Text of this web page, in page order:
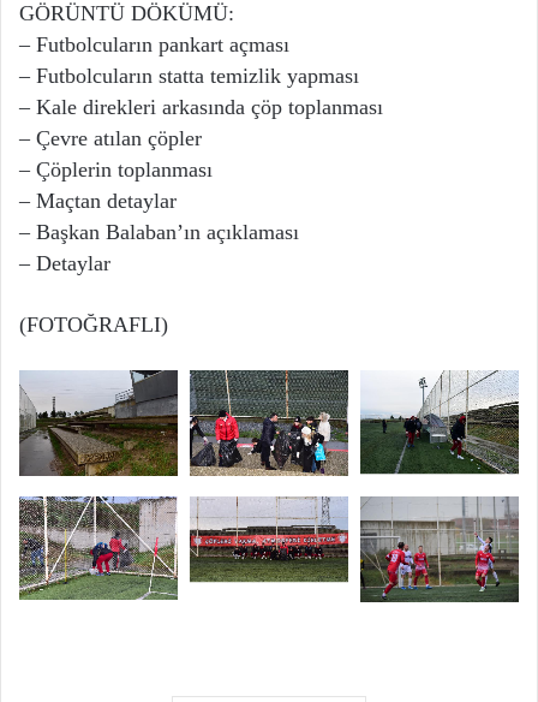
GÖRÜNTÜ DÖKÜMÜ:
– Futbolcuların pankart açması
– Futbolcuların statta temizlik yapması
– Kale direkleri arkasında çöp toplanması
– Çevre atılan çöpler
– Çöplerin toplanması
– Maçtan detaylar
– Başkan Balaban’ın açıklaması
– Detaylar
(FOTOĞRAFLI)